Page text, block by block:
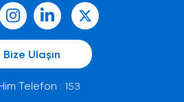
Bize Ulaşın
Telefon : 153